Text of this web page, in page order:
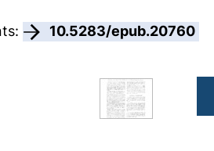
10.5283/epub.20760